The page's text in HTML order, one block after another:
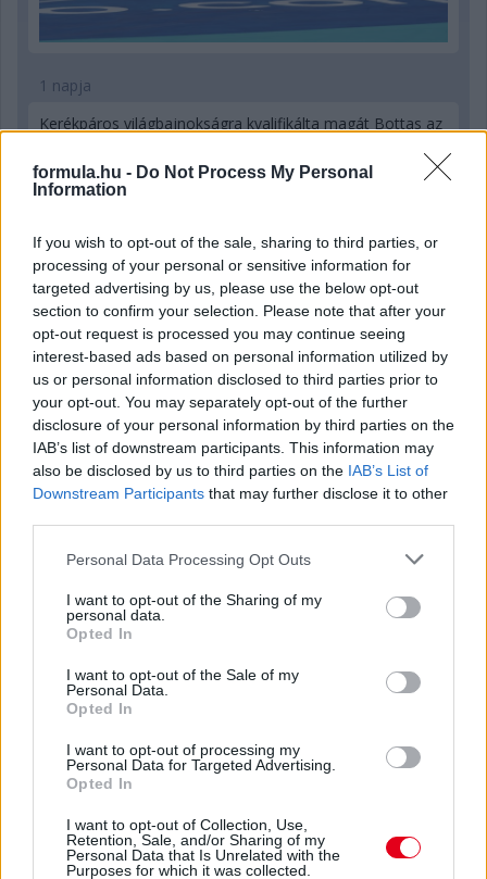
formula.hu - Do Not Process My Personal
Information
If you wish to opt-out of the sale, sharing to third parties, or
processing of your personal or sensitive information for
targeted advertising by us, please use the below opt-out
section to confirm your selection. Please note that after your
opt-out request is processed you may continue seeing
interest-based ads based on personal information utilized by
us or personal information disclosed to third parties prior to
your opt-out. You may separately opt-out of the further
disclosure of your personal information by third parties on the
IAB’s list of downstream participants. This information may
also be disclosed by us to third parties on the IAB’s List of
Downstream Participants that may further disclose it to other
Please note that this website/app uses one or more Google
not limited to your visit or usage behaviour. You may click to
grant or deny consent to Google and its third-party tags to
use your data for below specified purposes in below Google
consent section.
Personal Data Processing Opt Outs
I want to opt-out of the Sharing of my
personal data.
Opted In
I want to opt-out of the Sale of my
Personal Data.
Opted In
I want to opt-out of processing my
Personal Data for Targeted Advertising.
Opted In
I want to opt-out of Collection, Use,
Retention, Sale, and/or Sharing of my
Personal Data that Is Unrelated with the
Purposes for which it was collected.
1 napja
Kerékpáros világbajnokságra kvalifikálta magát Bottas az
2 napja
Montoya szerint Antonelli kedvessége sem segít